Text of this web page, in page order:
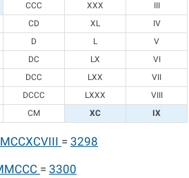
CCC XXX
III
CD XL
IV
D L
V
DC LX
VI
DCC LXX
VII
DCCC LXXX
VIII
CM XC IX
= 3298
= 3300